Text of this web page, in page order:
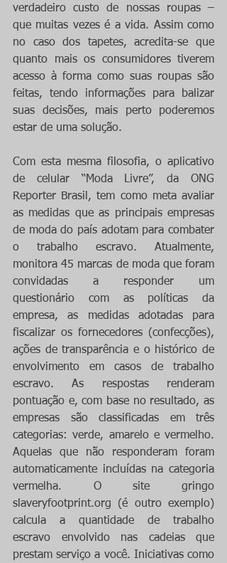
verdadeiro custo de nossas roupas –
que muitas vezes é a vida. Assim como
no caso dos tapetes, acredita-se que
quanto mais os consumidores tiverem
acesso à forma como suas roupas são
feitas, tendo informações para balizar
suas decisões, mais perto poderemos
estar de uma solução.
Com esta mesma filosofia, o aplicativo
de celular “Moda Livre”, da ONG
Reporter Brasil, tem como meta avaliar
as medidas que as principais empresas
de moda do país adotam para combater
o trabalho escravo. Atualmente,
monitora 45 marcas de moda que foram
convidadas a responder um
questionário com as políticas da
empresa, as medidas adotadas para
fiscalizar os fornecedores (confecções),
ações de transparência e o histórico de
envolvimento em casos de trabalho
escravo. As respostas renderam
pontuação e, com base no resultado, as
empresas são classificadas em três
categorias: verde, amarelo e vermelho.
Aquelas que não responderam foram
automaticamente incluídas na categoria
vermelha. O site gringo
slaveryfootprint.org (é outro exemplo)
calcula a quantidade de trabalho
escravo envolvido nas cadeias que
prestam serviço a você. Iniciativas como